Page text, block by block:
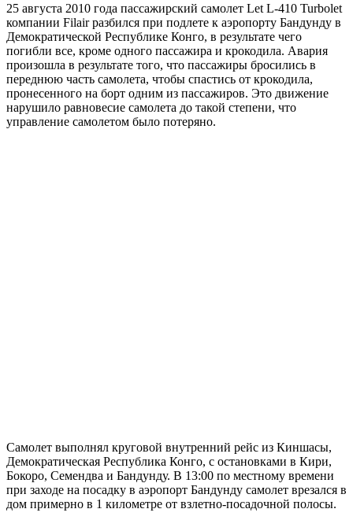
25 августа 2010 года пассажирский самолет Let L-410 Turbolet
компании Filair разбился при подлете к аэропорту Бандунду в
Демократической Республике Конго, в результате чего
погибли все, кроме одного пассажира и крокодила. Авария
произошла в результате того, что пассажиры бросились в
переднюю часть самолета, чтобы спастись от крокодила,
пронесенного на борт одним из пассажиров. Это движение
нарушило равновесие самолета до такой степени, что
управление самолетом было потеряно.
Самолет выполнял круговой внутренний рейс из Киншасы,
Демократическая Республика Конго, с остановками в Кири,
Бокоро, Семендва и Бандунду. В 13:00 по местному времени
при заходе на посадку в аэропорт Бандунду самолет врезался в
дом примерно в 1 километре от взлетно-посадочной полосы.